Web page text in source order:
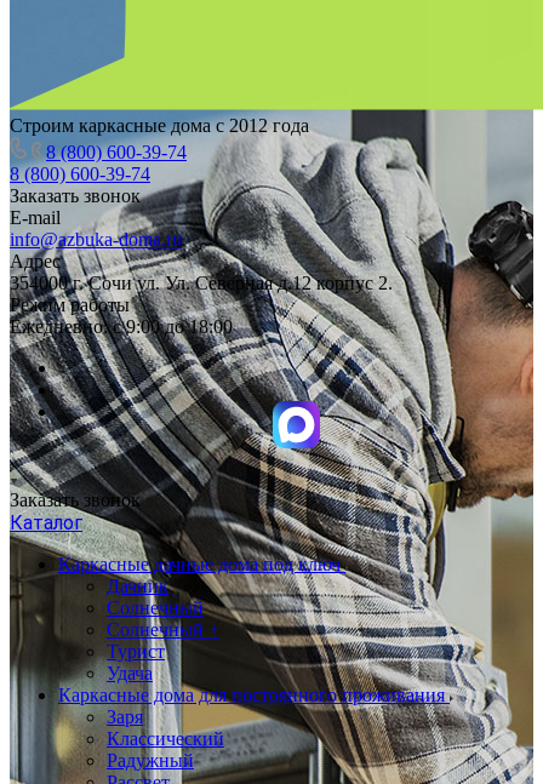
Строим каркасные дома с 2012 года
8 (800) 600-39-74
8 (800) 600-39-74
Заказать звонок
E-mail
info@azbuka-doma.ru
Адрес
354000 г. Сочи ул. Ул. Северная д.12 корпус 2.
Режим работы
Ежедневно: с 9:00 до 18:00
Заказать звонок
Каталог
Каркасные дачные дома под ключ
Дачник
Солнечный
Солнечный +
Турист
Удача
Каркасные дома для постоянного проживания
Заря
Классический
Радужный